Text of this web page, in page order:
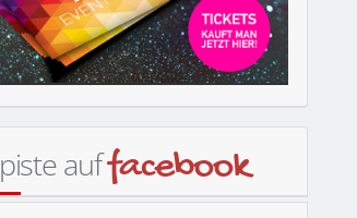
piste auffacebook